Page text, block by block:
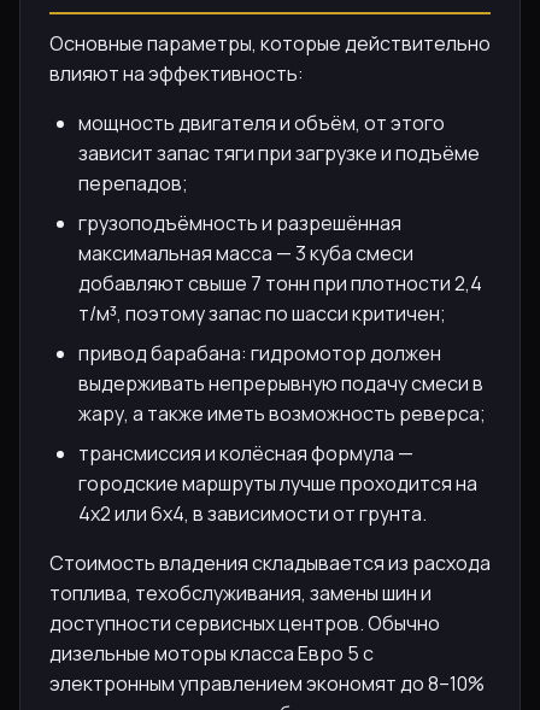
Основные параметры, которые действительно
влияют на эффективность:
мощность двигателя и объём, от этого
зависит запас тяги при загрузке и подъёме
перепадов;
грузоподъёмность и разрешённая
максимальная масса — 3 куба смеси
добавляют свыше 7 тонн при плотности 2,4
т/м³, поэтому запас по шасси критичен;
привод барабана: гидромотор должен
выдерживать непрерывную подачу смеси в
жару, а также иметь возможность реверса;
трансмиссия и колёсная формула —
городские маршруты лучше проходится на
4x2 или 6x4, в зависимости от грунта.
Стоимость владения складывается из расхода
топлива, техобслуживания, замены шин и
доступности сервисных центров. Обычно
дизельные моторы класса Евро 5 с
электронным управлением экономят до 8–10%